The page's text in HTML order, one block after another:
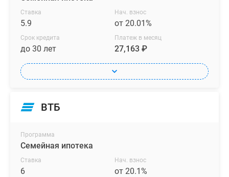
Ставка
5.9
Нач. взнос
от 20.01%
Срок кредита
до 30 лет
Платеж в месяц
27,163 ₽
ВТБ
Программа
Семейная ипотека
Ставка
6
Нач. взнос
от 20.1%